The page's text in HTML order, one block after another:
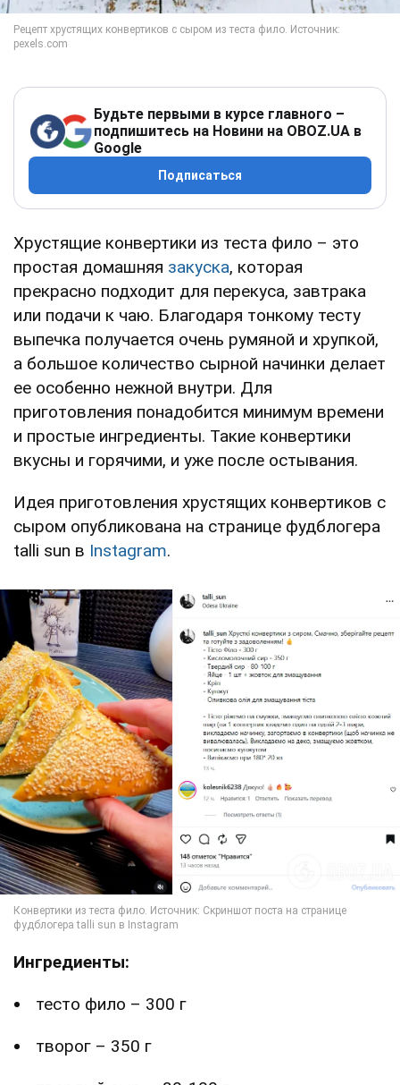
Будьте первыми в курсе главного –
подпишитесь на Новини на OBOZ.UA в
Google
Подписаться
Хрустящие конвертики из теста фило – это
простая домашняя закуска, которая
прекрасно подходит для перекуса, завтрака
или подачи к чаю. Благодаря тонкому тесту
выпечка получается очень румяной и хрупкой,
а большое количество сырной начинки делает
ее особенно нежной внутри. Для
приготовления понадобится минимум времени
и простые ингредиенты. Такие конвертики
вкусны и горячими, и уже после остывания.
Идея приготовления хрустящих конвертиков с
сыром опубликована на странице фудблогера
talli sun в Instagram.
Ингредиенты:
тесто фило – 300 г
творог – 350 г